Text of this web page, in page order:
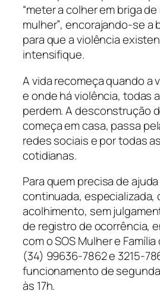
“meter a colher em briga
mulher”, encorajando-se a
para que a violência
intensifique.
A vida recomeça quando a
e onde há violência, todas
perdem. A desconstrução
começa em casa, passa
redes sociais e por todas
cotidianas.
Para quem precisa de
continuada, especializada,
acolhimento, sem
de registro de ocorrência,
com o SOS Mulher e
(34) 99636-7862 e 3215-
funcionamento de
às 17h.